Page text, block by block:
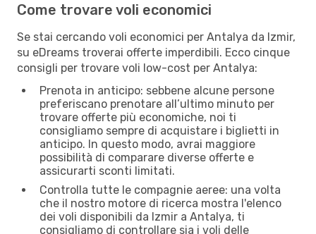
Come trovare voli economici
Se stai cercando voli economici per Antalya da Izmir,
su eDreams troverai offerte imperdibili. Ecco cinque
consigli per trovare voli low-cost per Antalya:
Prenota in anticipo: sebbene alcune persone
preferiscano prenotare all’ultimo minuto per
trovare offerte più economiche, noi ti
consigliamo sempre di acquistare i biglietti in
anticipo. In questo modo, avrai maggiore
possibilità di comparare diverse offerte e
assicurarti sconti limitati.
Controlla tutte le compagnie aeree: una volta
che il nostro motore di ricerca mostra l'elenco
dei voli disponibili da Izmir a Antalya, ti
consigliamo di controllare sia i voli delle